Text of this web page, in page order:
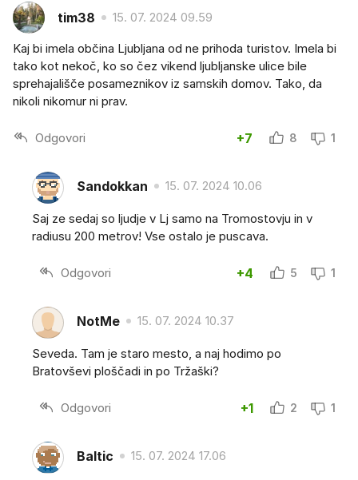
tim38 15. 07. 2024 09.59
Kaj bi imela občina Ljubljana od ne prihoda turistov. Imela bi
tako kot nekoč, ko so čez vikend ljubljanske ulice bile
sprehajališče posameznikov iz samskih domov. Tako, da
nikoli nikomur ni prav.
Odgovori +7 8 1
Sandokkan 15. 07. 2024 10.06
Saj ze sedaj so ljudje v Lj samo na Tromostovju in v
radiusu 200 metrov! Vse ostalo je puscava.
Odgovori +4 5 1
NotMe 15. 07. 2024 10.37
Seveda. Tam je staro mesto, a naj hodimo po
Bratovševi ploščadi in po Tržaški?
Odgovori +1 2 1
Baltic 15. 07. 2024 17.06